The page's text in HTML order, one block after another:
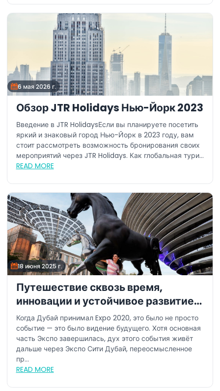
6 мая 2026 г.
Обзор JTR Holidays Нью-Йорк 2023
Введение в JTR HolidaysЕсли вы планируете посетить
яркий и знаковый город Нью-Йорк в 2023 году, вам
стоит рассмотреть возможность бронирования своих
мероприятий через JTR Holidays. Как глобальная тури...
READ MORE
18 июня 2025 г.
Путешествие сквозь время,
инновации и устойчивое развитие:
почему это лето – лучшее время
для посещения Экспо Сити Дубай
Когда Дубай принимал Expo 2020, это было не просто
событие — это было видение будущего. Хотя основная
часть Экспо завершилась, дух этого события живёт
дальше через Экспо Сити Дубай, переосмысленное
пр...
READ MORE